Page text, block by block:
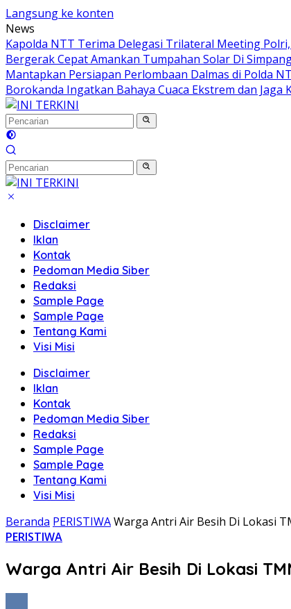
Langsung ke konten
News
Kapolda NTT Terima Delegasi Trilateral Meeting
Bergerak Cepat Amankan Tumpahan Solar Di
Mantapkan Persiapan Perlombaan Dalmas di Polda
Borokanda Ingatkan Bahaya Cuaca Ekstrem dan Jaga
Disclaimer
Iklan
Kontak
Pedoman Media Siber
Redaksi
Sample Page
Sample Page
Tentang Kami
Visi Misi
Disclaimer
Iklan
Kontak
Pedoman Media Siber
Redaksi
Sample Page
Sample Page
Tentang Kami
Visi Misi
Beranda PERISTIWAWarga Antri Air Besih Di Lokasi
PERISTIWA
Warga Antri Air Besih Di Lokasi